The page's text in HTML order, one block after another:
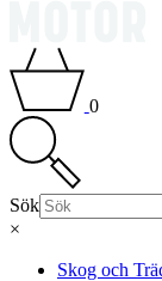
0
Sök
×
Skog och